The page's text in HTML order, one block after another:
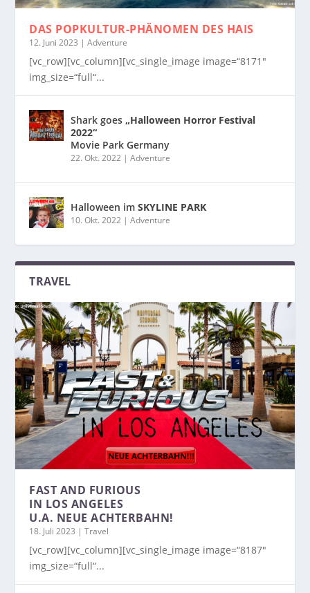
DAS POPKULTUR-PHÄNOMEN DES HAIS
12. Juni 2023 |Adventure
[vc_row][vc_column][vc_single_image image=“8171″
img_size=“full“...
Shark goes„Halloween Horror Festival
2022“
Movie Park Germany
22. Okt. 2022 |Adventure
Halloween imSKYLINE PARK
10. Okt. 2022 |Adventure
TRAVEL
FAST AND FURIOUS
IN LOS ANGELES
U.A. NEUE ACHTERBAHN!
18. Juli 2023 |Travel
[vc_row][vc_column][vc_single_image image=“8187″
img_size=“full“...